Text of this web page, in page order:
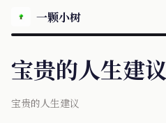
一颗小树
宝贵的人生建议
宝贵的人生建议